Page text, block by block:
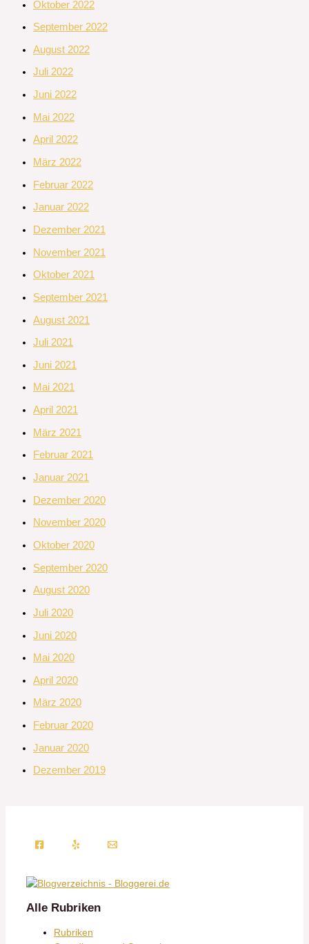
Oktober 2022
September 2022
August 2022
Juli 2022
Juni 2022
Mai 2022
April 2022
März 2022
Februar 2022
Januar 2022
Dezember 2021
November 2021
Oktober 2021
September 2021
August 2021
Juli 2021
Juni 2021
Mai 2021
April 2021
März 2021
Februar 2021
Januar 2021
Dezember 2020
November 2020
Oktober 2020
September 2020
August 2020
Juli 2020
Juni 2020
Mai 2020
April 2020
März 2020
Februar 2020
Januar 2020
Dezember 2019
Alle Rubriken
Rubriken